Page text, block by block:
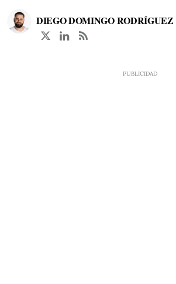
DIEGO DOMINGO RODRÍGUEZ